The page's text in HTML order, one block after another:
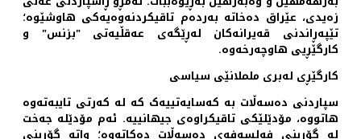
زەیدی، عێراق دەخاتە بەردەم تاقیکردنەوەیەکی هاوشێوە؛
تێپەڕاندنی قەیرانەکان لەڕێگەی عەقڵیەتی "بزنس" و
کارگێڕیی هاوچەرخەوە.
کارگێڕی لەبری ململانێی سیاسی
سپاردنی دەسەڵات بە کەسایەتییەک کە لە کەرتی تایبەتەوە
هاتووە، مۆدێلێکی تاقیکراوەی جیهانییە. ئەم مۆدێلە جەخت
لە گۆڕینی فەلسەفەی دەسەڵات دەکاتەوە؛ واتە گۆڕینی